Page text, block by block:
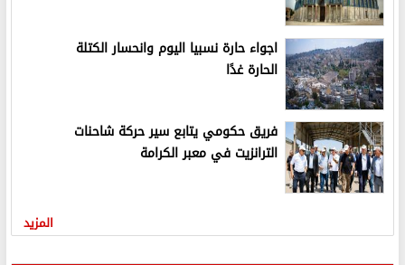
اجواء حارة نسبيا اليوم وانحسار الكتلة
الحارة غدًا
فريق حكومي يتابع سير حركة شاحنات
الترانزيت في معبر الكرامة
المزيد